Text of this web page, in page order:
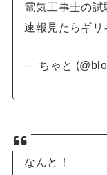
電気工事士の試
速報見たらギリ
— ちゃと
なんと！